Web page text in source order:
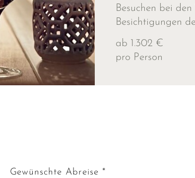
Besuchen bei
Besichtigungen
ab 1.302 €
pro Person
Gewünschte Abreise *